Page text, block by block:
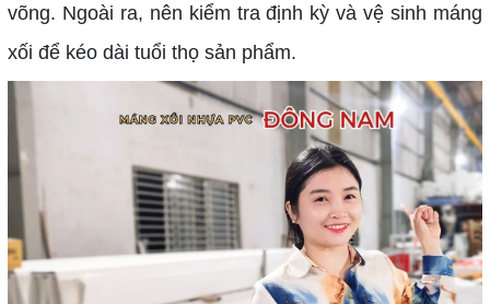
võng. Ngoài ra, nên kiểm tra định kỳ và vệ sinh máng
xối để kéo dài tuổi thọ sản phẩm.